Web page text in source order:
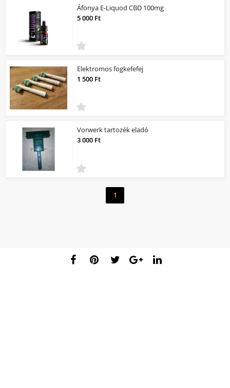
Áfonya E-Liquod CBD 100mg
5 000 Ft
Elektromos fogkefefej
1 500 Ft
Vorwerk tartozék eladó
3 000 Ft
1